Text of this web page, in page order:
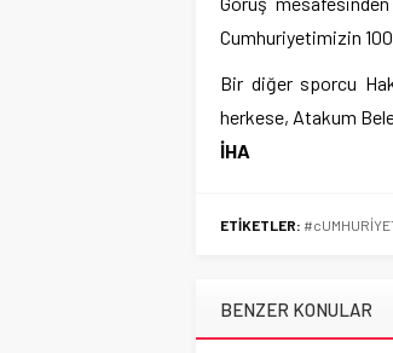
Cumhuriyetimizin 100.
Bir diğer sporcu
herkese, Atakum
İHA
ETİKETLER:
BENZER KONULAR